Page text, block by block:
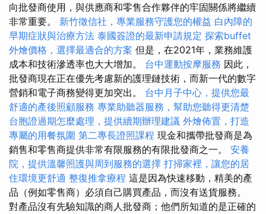
向批發商使用，與供應商和零售合作夥伴的牢固關係將繼續
非常重要。 新竹徵信社，專業服務守護您的權益 白內障的
早期症狀與治療方法 泰國簽證的最新申請規定 探索buffet
外燴價格，選擇最適合的方案 但是，在2021年，業務維護
成本和技術滲透率也大大增加。 台中運動按摩服務 因此，
批發商現在正在優先考慮新的護理鏈技術，而新一代的數字
營銷和電子商務變得更加突出。 台中月子中心，提供您最
舒適的產後照顧服務 專業助聽器服務，幫助您聽得更清楚
台胞證過期怎麼處理，提供續期辦理建議 外燴佈置，打造
專屬的用餐氛圍 第二專長證照課程 現金和攜帶批發商是為
銷售和零售商提供非常有限服務的有限批發商之一。 安養
院，提供溫馨照護與周到服務的選擇 打掃家裡，讓您的居
住環境更舒適 整復推拿療程 這是因為快速移動，精美的產
品（例如零售商）必須自己購買產品，而沒有送貨服務。
對產品沒有先驗知識的商人批發商；他們所知道的是正確的